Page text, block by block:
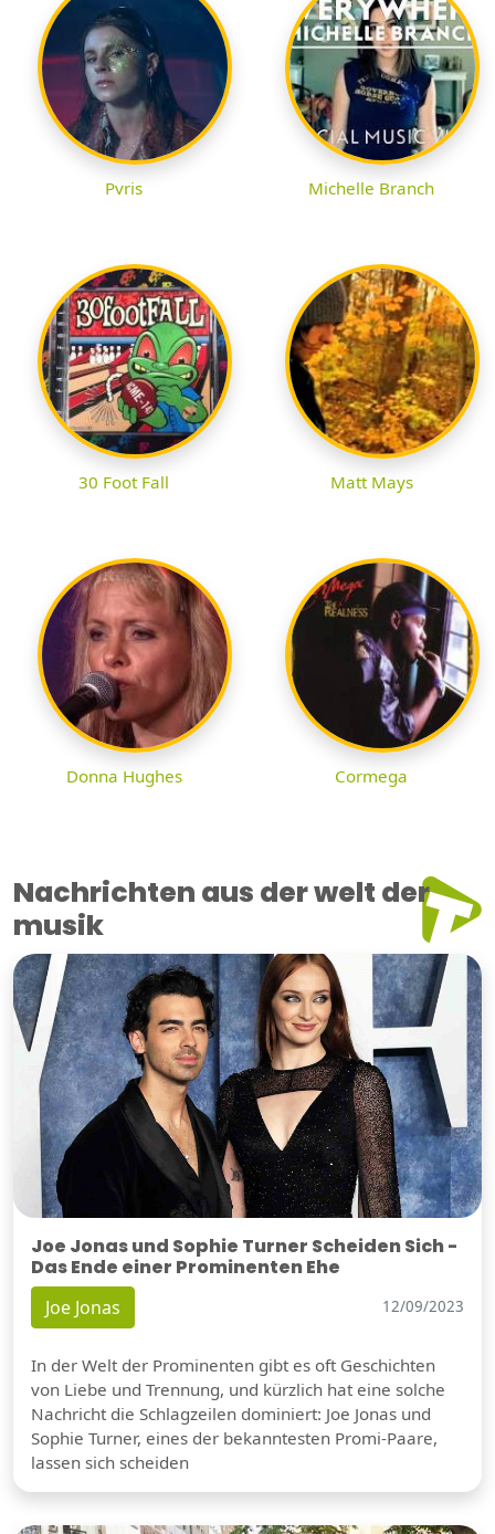
Pvris Michelle Branch
30 Foot Fall Matt Mays
Donna Hughes Cormega
Nachrichten aus der welt der
musik
Joe Jonas und Sophie Turner Scheiden Sich -
Das Ende einer Prominenten Ehe
Joe Jonas 12/09/2023
In der Welt der Prominenten gibt es oft Geschichten
von Liebe und Trennung, und kürzlich hat eine solche
Nachricht die Schlagzeilen dominiert: Joe Jonas und
Sophie Turner, eines der bekanntesten Promi-Paare,
lassen sich scheiden